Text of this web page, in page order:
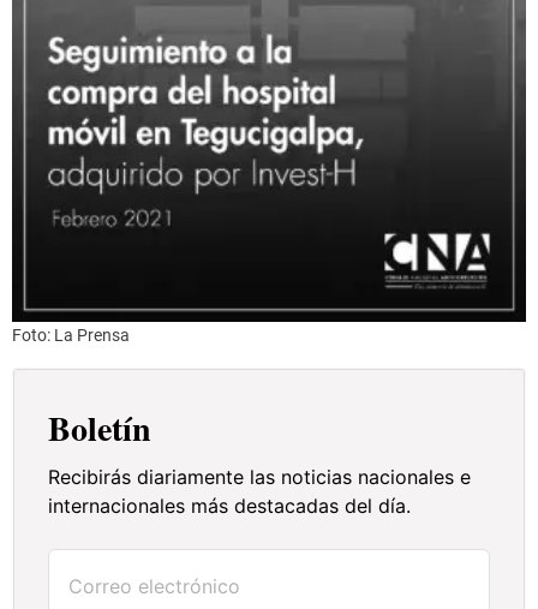
Foto: La Prensa
Boletín
Recibirás diariamente las noticias nacionales e
internacionales más destacadas del día.